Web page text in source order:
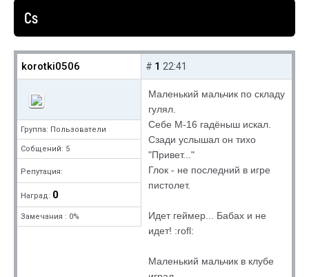
Cs
korotki0506
Группа: Пользователи
Собщений: 5
Репутация:
Наград: 0
Замечания : 0%
# 1 22:41
Маленький мальчик по складу
гулял.
Себе М-16 гадёныш искал.
Сзади услышал он тихо
"Привет..."
Глок - не последний в игре
пистолет.
Идет геймер... Бабах и не
идет! :rofl:
Маленький мальчик в клубе